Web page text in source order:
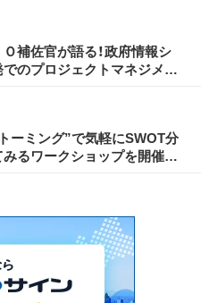
補佐官が語る！政府情報シ
でのプロジェクトマネジメン
参加無料】
ーミング”で気軽にSWOT分
るワークショップを開催し